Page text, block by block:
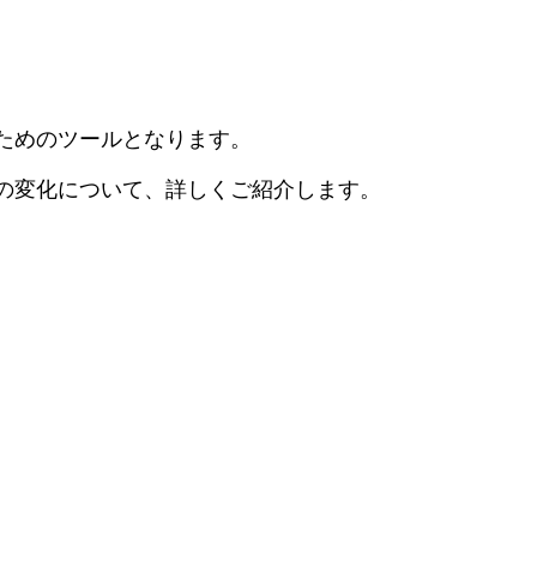
のツールとなります。
化について、詳しくご紹介します。